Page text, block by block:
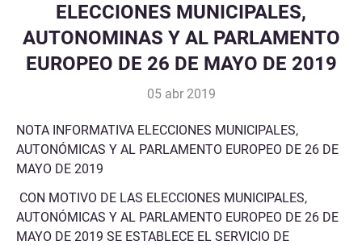
ELECCIONES MUNICIPALES,
AUTONOMINAS Y AL PARLAMENTO
EUROPEO DE 26 DE MAYO DE 2019
05 abr 2019
NOTA INFORMATIVA ELECCIONES MUNICIPALES,
AUTONÓMICAS Y AL PARLAMENTO EUROPEO DE 26 DE
MAYO DE 2019
CON MOTIVO DE LAS ELECCIONES MUNICIPALES,
AUTONÓMICAS Y AL PARLAMENTO EUROPEO DE 26 DE
MAYO DE 2019 SE ESTABLECE EL SERVICIO DE